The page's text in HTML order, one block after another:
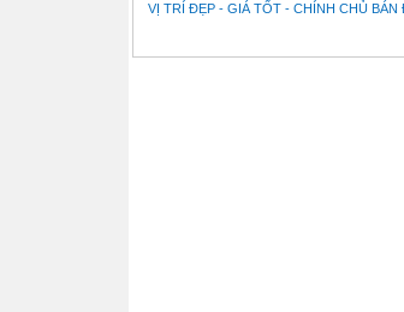
VỊ TRÍ ĐẸP - GIÁ TỐT - CHÍNH CHỦ BÁN